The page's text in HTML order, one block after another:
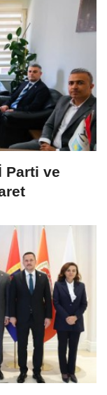
Parti ve